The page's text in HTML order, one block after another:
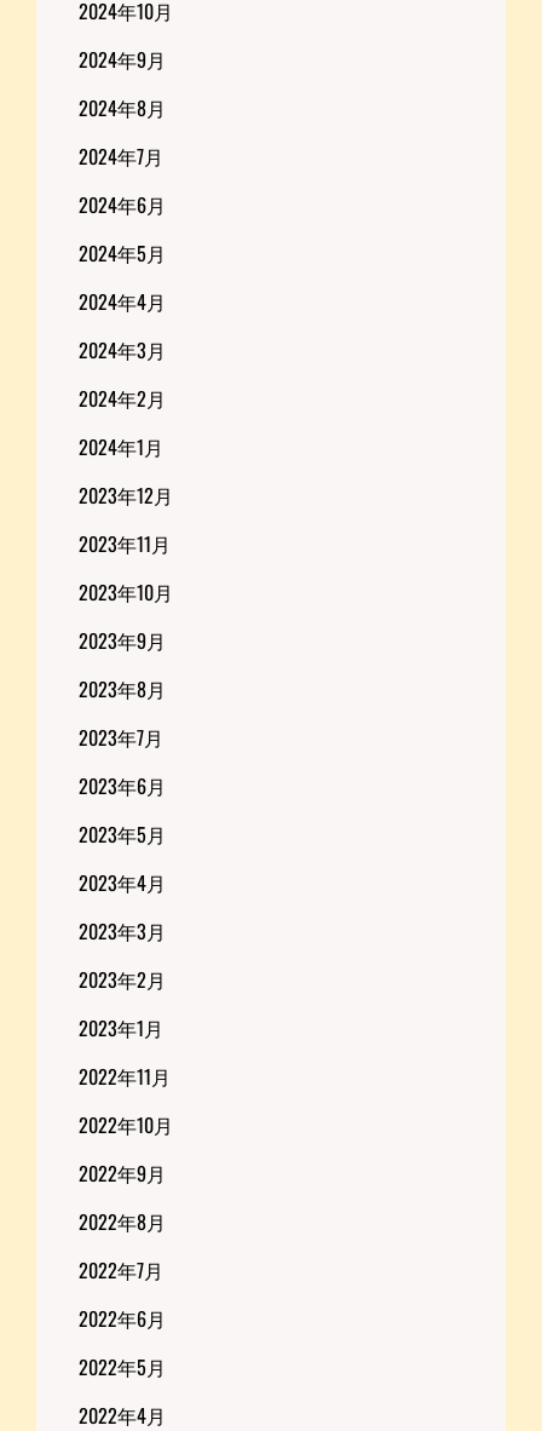
2024年10月
2024年9月
2024年8月
2024年7月
2024年6月
2024年5月
2024年4月
2024年3月
2024年2月
2024年1月
2023年12月
2023年11月
2023年10月
2023年9月
2023年8月
2023年7月
2023年6月
2023年5月
2023年4月
2023年3月
2023年2月
2023年1月
2022年11月
2022年10月
2022年9月
2022年8月
2022年7月
2022年6月
2022年5月
2022年4月